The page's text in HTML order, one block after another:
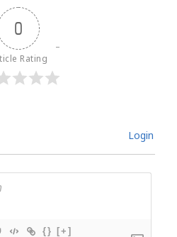
0
Rating
Login
{} [+]